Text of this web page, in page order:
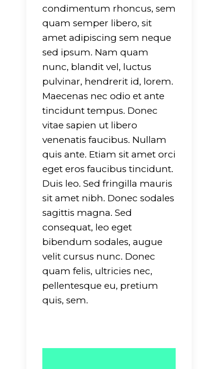
condimentum rhoncus, sem
quam semper libero, sit
amet adipiscing sem neque
sed ipsum. Nam quam
nunc, blandit vel, luctus
pulvinar, hendrerit id, lorem.
Maecenas nec odio et ante
tincidunt tempus. Donec
vitae sapien ut libero
venenatis faucibus. Nullam
quis ante. Etiam sit amet orci
eget eros faucibus tincidunt.
Duis leo. Sed fringilla mauris
sit amet nibh. Donec sodales
sagittis magna. Sed
consequat, leo eget
bibendum sodales, augue
velit cursus nunc. Donec
quam felis, ultricies nec,
pellentesque eu, pretium
quis, sem.